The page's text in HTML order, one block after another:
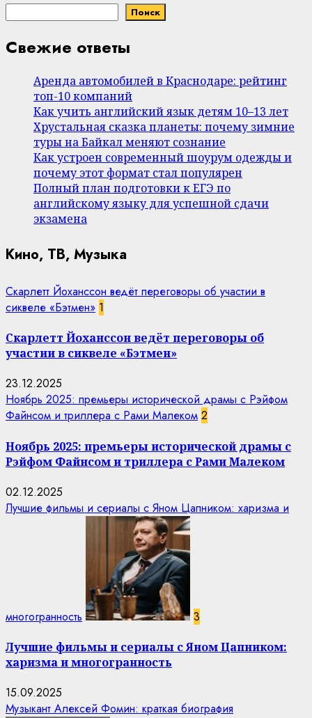
Поиск
Свежие ответы
Аренда автомобилей в Краснодаре: рейтинг
топ-10 компаний
Как учить английский язык детям 10–13 лет
Хрустальная сказка планеты: почему зимние
туры на Байкал меняют сознание
Как устроен современный шоурум одежды и
почему этот формат стал популярен
Полный план подготовки к ЕГЭ по
английскому языку для успешной сдачи
экзамена
Кино, ТВ, Музыка
Скарлетт Йоханссон ведёт переговоры об участии в
сиквеле «Бэтмен» 1
Скарлетт Йоханссон ведёт переговоры об
участии в сиквеле «Бэтмен»
23.12.2025
Ноябрь 2025: премьеры исторической драмы с Рэйфом
Файнсом и триллера с Рами Малеком 2
Ноябрь 2025: премьеры исторической драмы с
Рэйфом Файнсом и триллера с Рами Малеком
02.12.2025
Лучшие фильмы и сериалы с Яном Цапником: харизма и
многогранность 3
Лучшие фильмы и сериалы с Яном Цапником:
харизма и многогранность
15.09.2025
Музыкант Алексей Фомин: краткая биография